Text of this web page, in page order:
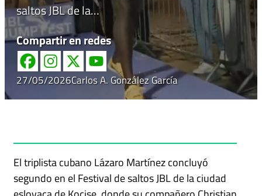
saltos JBL de la…
Compartir en redes
27/05/2026Carlos A. González García
El triplista cubano Lázaro Martínez concluyó
segundo en el Festival de saltos JBL de la ciudad